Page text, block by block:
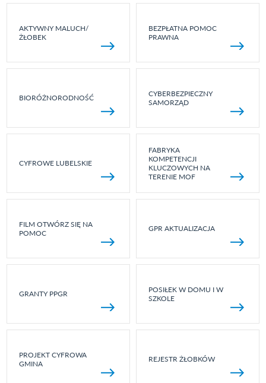
AKTYWNY MALUCH/
ŻŁOBEK
BEZPŁATNA POMOC
PRAWNA
BIORÓŻNORODNOŚĆ
CYBERBEZPIECZNY
SAMORZĄD
CYFROWE LUBELSKIE
FABRYKA
KOMPETENCJI
KLUCZOWYCH NA
TERENIE MOF
FILM OTWÓRZ SIĘ NA
POMOC
GPR AKTUALIZACJA
GRANTY PPGR
POSIŁEK W DOMU I W
SZKOLE
PROJEKT CYFROWA
GMINA
REJESTR ŻŁOBKÓW